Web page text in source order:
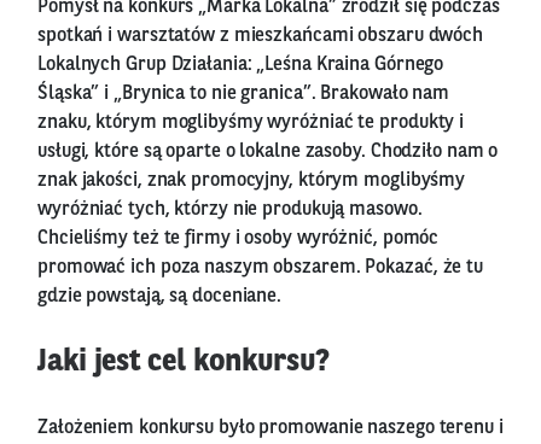
Pomysł na konkurs „Marka Lokalna” zrodził się podczas
spotkań i warsztatów z mieszkańcami obszaru dwóch
Lokalnych Grup Działania: „Leśna Kraina Górnego
Śląska” i „Brynica to nie granica”. Brakowało nam
znaku, którym moglibyśmy wyróżniać te produkty i
usługi, które są oparte o lokalne zasoby. Chodziło nam o
znak jakości, znak promocyjny, którym moglibyśmy
wyróżniać tych, którzy nie produkują masowo.
Chcieliśmy też te firmy i osoby wyróżnić, pomóc
promować ich poza naszym obszarem. Pokazać, że tu
gdzie powstają, są doceniane.
Jaki jest cel konkursu?
Założeniem konkursu było promowanie naszego terenu i